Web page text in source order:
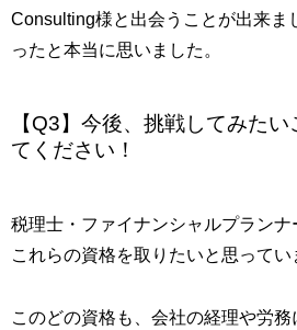
Consulting様と出会うことが出来ま
ったと本当に思いました。
【Q3】今後、挑戦してみたい
てください！
税理士・ファイナンシャルプラン
これらの資格を取りたいと思ってい
このどの資格も、会社の経理や労